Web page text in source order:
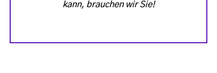
kann, brauchen wir Sie!